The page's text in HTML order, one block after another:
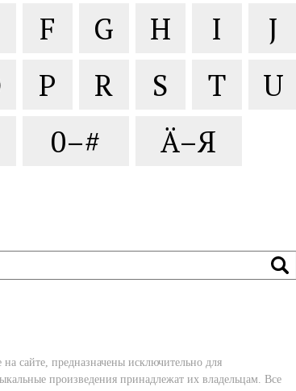
F G H I
J
P R S T
U
0–# Ä–Я
сайте, предназначены исключительно для
произведения принадлежат их владельцам. Все